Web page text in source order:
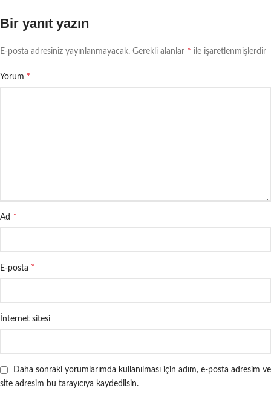
Bir yanıt yazın
E-posta adresiniz yayınlanmayacak. Gerekli alanlar * ile işaretlenmişlerdir
Yorum *
Ad *
E-posta *
İnternet sitesi
Daha sonraki yorumlarımda kullanılması için adım, e-posta adresim ve
site adresim bu tarayıcıya kaydedilsin.